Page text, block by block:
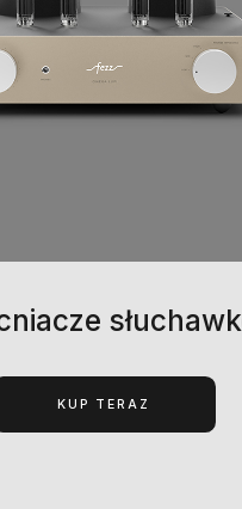
KUP TERAZ